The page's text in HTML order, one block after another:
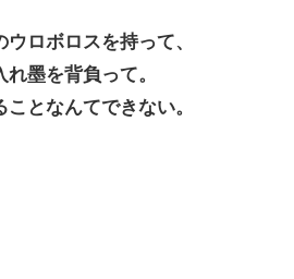
ロボロスを持って、
墨を背負って。
となんてできない。